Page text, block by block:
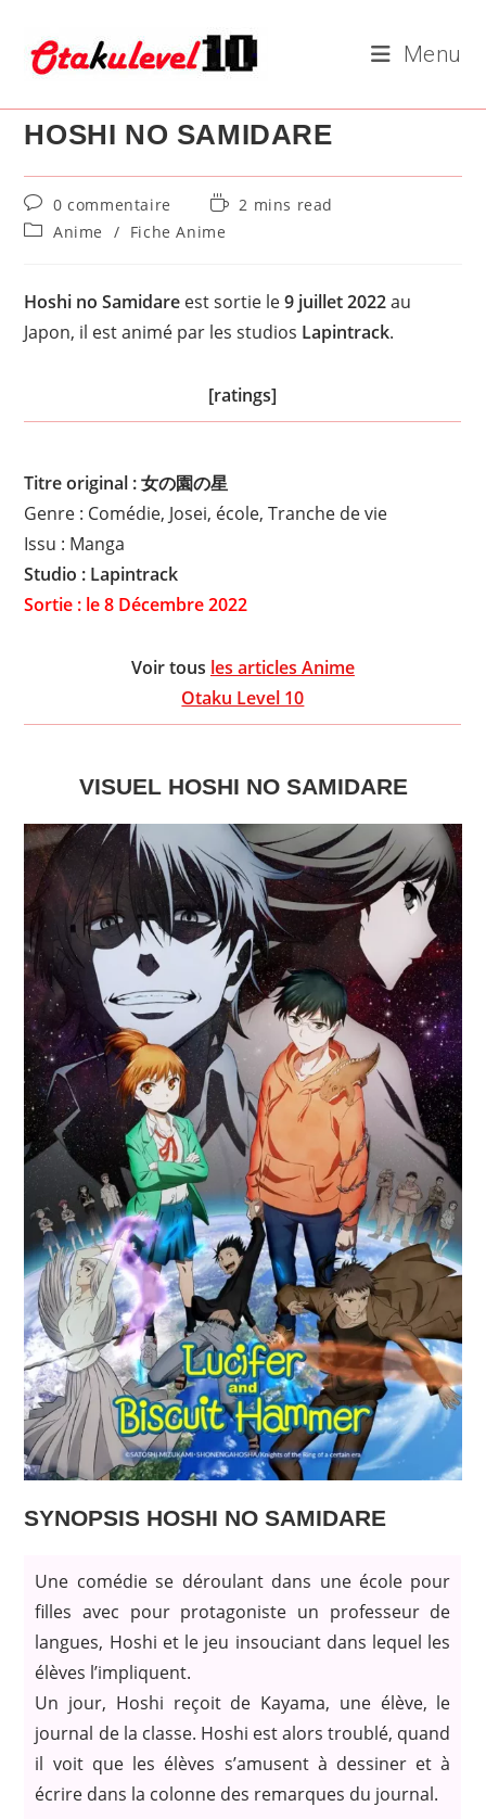
content
Menu
HOSHI NO SAMIDARE
Commentaires
de
la
0 commentaire
Temps
lecture :
2 mins read
PostAnime / Fiche Anime
Hoshi no Samidare est sortie le9 juillet 2022au
Japon, il est animé par les studios Lapintrack.
[ratings]
Titre original : 女の園の星
Genre : Comédie, Josei, école, Tranche de vie
Issu : Manga
Studio : Lapintrack
Sortie : le 8 Décembre 2022
Voir tous les articles Anime
Otaku Level 10
VISUEL HOSHI NO SAMIDARE
SYNOPSIS HOSHI NO SAMIDARE
Une comédie se déroulant dans une école pour
filles avec pour protagoniste un professeur de
langues, Hoshi et le jeu insouciant dans lequel les
élèves l’impliquent.
Un jour, Hoshi reçoit de Kayama, une élève, le
journal de la classe. Hoshi est alors troublé, quand
il voit que les élèves s’amusent à dessiner et à
écrire dans la colonne des remarques du journal.